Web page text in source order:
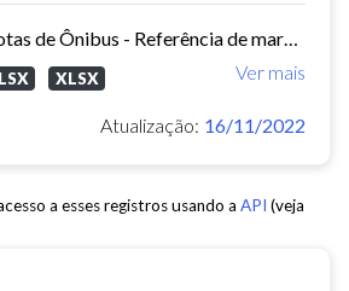
Ver mais
XLSX
Atualização: 16/11/2022
a esses registros usando a API (veja